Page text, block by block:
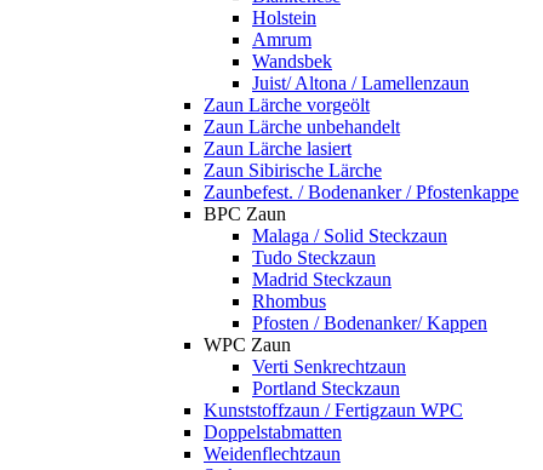
Holstein
Amrum
Wandsbek
Juist/ Altona / Lamellenzaun
Zaun Lärche vorgeölt
Zaun Lärche unbehandelt
Zaun Lärche lasiert
Zaun Sibirische Lärche
Zaunbefest. / Bodenanker / Pfostenkappe
BPC Zaun
Malaga / Solid Steckzaun
Tudo Steckzaun
Madrid Steckzaun
Rhombus
Pfosten / Bodenanker/ Kappen
WPC Zaun
Verti Senkrechtzaun
Portland Steckzaun
Kunststoffzaun / Fertigzaun WPC
Doppelstabmatten
Weidenflechtzaun